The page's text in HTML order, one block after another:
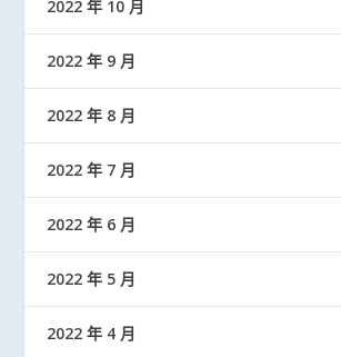
2022 年 10 月
2022 年 9 月
2022 年 8 月
2022 年 7 月
2022 年 6 月
2022 年 5 月
2022 年 4 月